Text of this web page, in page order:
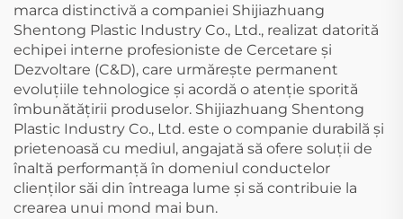
marca distinctivă a companiei Shijiazhuang
Shentong Plastic Industry Co., Ltd., realizat datorită
echipei interne profesioniste de Cercetare și
Dezvoltare (C&D), care urmărește permanent
evoluțiile tehnologice și acordă o atenție sporită
îmbunătățirii produselor. Shijiazhuang Shentong
Plastic Industry Co., Ltd. este o companie durabilă și
prietenoasă cu mediul, angajată să ofere soluții de
înaltă performanță în domeniul conductelor
clienților săi din întreaga lume și să contribuie la
crearea unui mond mai bun.